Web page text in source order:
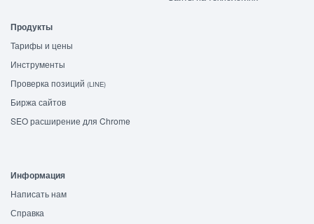
Продукты
Тарифы и цены
Инструменты
Проверка позиций (LINE)
Биржа сайтов
SEO расширение для Chrome
Информация
Написать нам
Справка